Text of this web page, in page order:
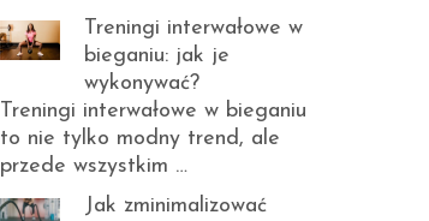
Treningi interwałowe w
bieganiu: jak je
wykonywać?
Treningi interwałowe w bieganiu
to nie tylko modny trend, ale
przede wszystkim …
Jak zminimalizować